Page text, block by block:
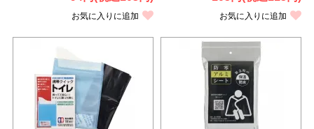
お気に入りに追加 お気に入りに追加